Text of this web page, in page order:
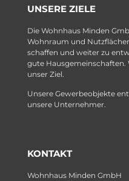
UNSERE ZIELE
Die Wohnhaus Minden
Wohnraum und
schaffen und weiter zu
gute
unser Ziel.
Unsere Gewerbeobjekte
unsere Unternehmer.
KONTAKT
Wohnhaus Minden GmbH